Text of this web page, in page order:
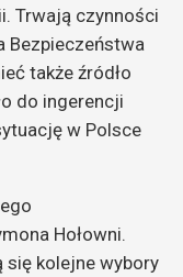
Trwają czynności
Bezpieczeństwa
także źródło
do ingerencji
w Polsce
Hołowni.
się kolejne wybory